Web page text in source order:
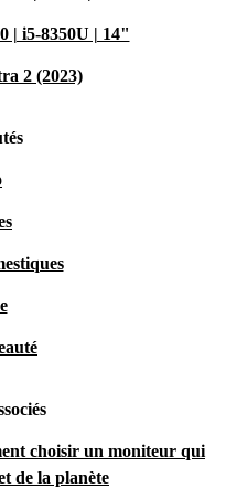
| i5-8350U | 14"
2 (2023)
choisir un moniteur qui
de la planète